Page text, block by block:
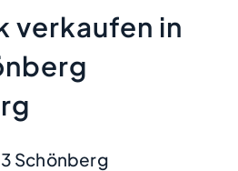
verkaufen in
Schönberg